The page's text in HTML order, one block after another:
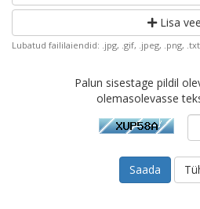
Lisa
Lubatud faililaiendid: .jpg, .gif, .jpeg, .png,
Palun sisestage pildil
olemasolevasse